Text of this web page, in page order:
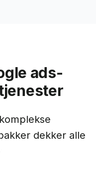
ads-
dekker alle